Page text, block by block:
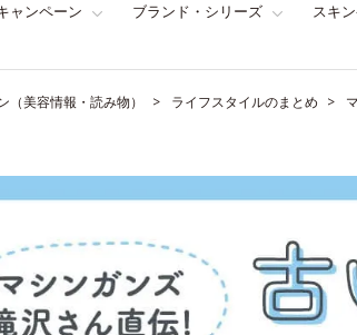
ャンペーン ブランド・シリーズ スキ
（美容情報・読み物） ライフスタイルのまとめ